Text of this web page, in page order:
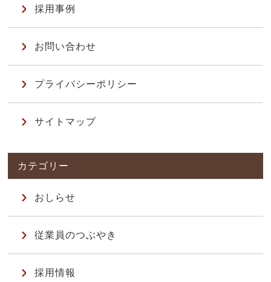
採用事例
お問い合わせ
プライバシーポリシー
サイトマップ
おしらせ
従業員のつぶやき
採用情報